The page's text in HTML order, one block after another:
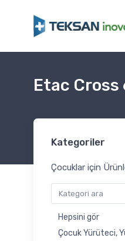
Etac Cross
Kategoriler
Çocuklar için
Hepsini gör
Çocuk Yürüteci,